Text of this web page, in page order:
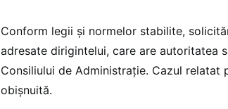
Conform legii și normelor stabilite,
adresate dirigintelui, care are autoritatea
Consiliului de Administrație. Cazul
obișnuită.